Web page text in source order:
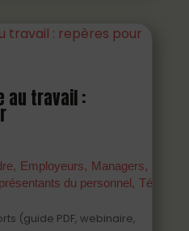
au travail :
Employeurs Managers
du personnel
(guide PDF, webinaire,